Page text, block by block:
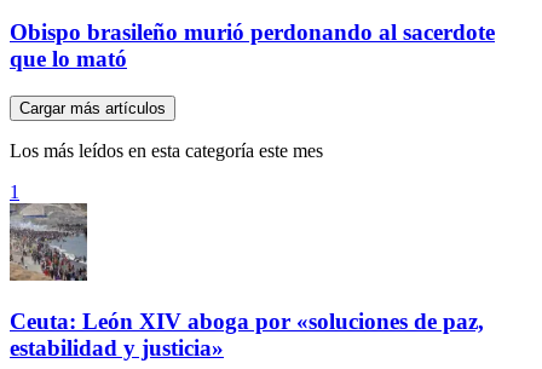
Obispo brasileño murió perdonando al sacerdote
que lo mató
Cargar más artículos
Los más leídos en esta categoría este mes
1
Ceuta: León XIV aboga por «soluciones de paz,
estabilidad y justicia»